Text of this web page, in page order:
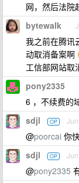
网，然后法院
bytewalk
我之前在腾讯
动取消备案啊
工信部网站取
pony2335
6 ，不续费的
sdjl OP
@poorcai 你
sdjl OP
@pony2335